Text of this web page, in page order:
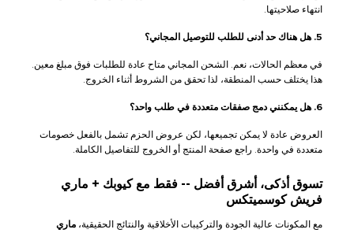
انتهاء صلاحيتها.
5. هل هناك حد أدنى للطلب للتوصيل المجاني؟
في معظم الحالات، نعم. الشحن المجاني متاح عادة للطلبات فوق مبلغ معين.
هذا يختلف حسب المنطقة، لذا تحقق من الشروط أثناء الخروج.
6. هل يمكنني دمج صفقات متعددة في طلب واحد؟
العروض عادة لا يمكن تجميعها، لكن عروض الحزم تشمل بالفعل خصومات
متعددة في واحدة. راجع صفحة المنتج أو الخروج للتفاصيل الكاملة.
تسوق أذكى، أشرق أفضل -- فقط مع كيوبك + ماري
فريش كوسميتكس
مع المكونات عالية الجودة والتركيبات الأخلاقية والنتائج الحقيقية، ماري